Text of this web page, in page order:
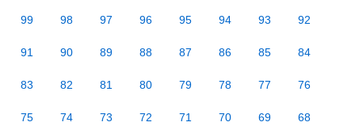
99 98 97 96 95 94 93 92
91 90 89 88 87 86 85 84
83 82 81 80 79 78 77 76
75 74 73 72 71 70 69 68